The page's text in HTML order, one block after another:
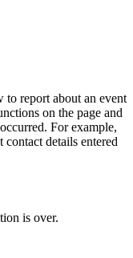
to report about an event
on the page and
For example,
details entered
is over.